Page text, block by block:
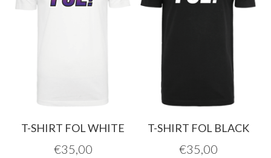
T-SHIRT FOL WHITE
€35,00
T-SHIRT FOL BLACK
€35,00